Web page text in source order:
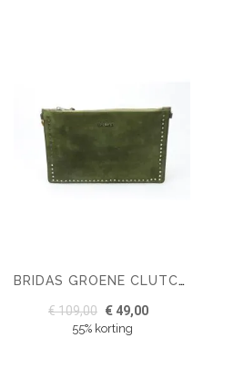
BRIDAS GROENE CLUTCH VAN DAIM MET KLEINE METALEN STUDS
€ 109,00 € 49,00
55% korting